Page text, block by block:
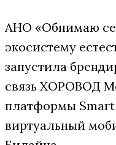
АНО «Обнимаю
экосистему
запустила
связь ХОРОВОД
платформы Smart
виртуальный